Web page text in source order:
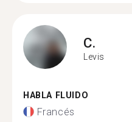
C.
Levis
HABLA FLUIDO
Francés